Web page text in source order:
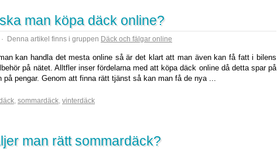
man köpa däck online?
· Denna artikel finns i gruppen Däck och fälgar online
kan handla det mesta online så är det klart att man även kan få fatt i bilens
på nätet. Alltfler inser fördelarna med att köpa däck online då detta spar på
på pengar. Genom att finna rätt tjänst så kan man få de nya ...
, sommardäck, vinterdäck
man rätt sommardäck?